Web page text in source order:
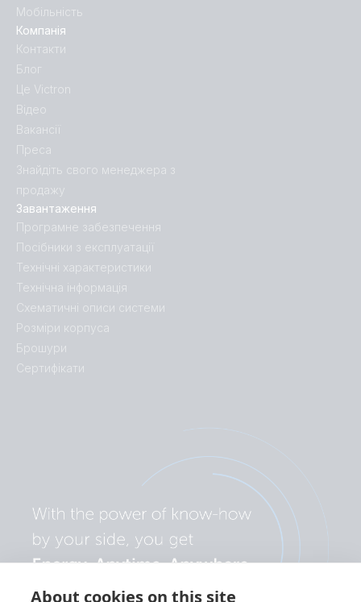
About cookies on this site
Завантаження
Програмне забезпечення
Посібники з експлуатації
Технічні характеристики
Технічна інформація
Схематичні описи системи
Розміри корпуса
Брошури
Сертифікати
Мобільність
Компанія
Контакти
Блог
Це Victron
Відео
Вакансії
Преса
Знайдіть свого менеджера з
продажу